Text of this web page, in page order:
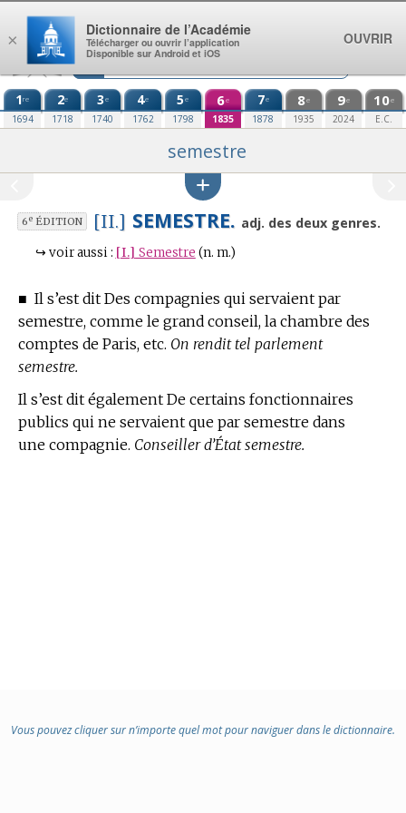
Aller au contenu
1re
1694
2e
1718
3e
1740
4e
1762
5e
1798
6e
1835
7e
1878
8e
1935
9e
2024
10e
E.C.
semestre
6eÉDITION [II.] SEMESTRE. adj. des deux genres.
↪ voir aussi : [I.] Semestre (n. m.)
■ Il s’est dit Des compagnies qui servaient par
semestre, comme le grand conseil, la chambre des
comptes de Paris, etc. On rendit tel parlement
semestre.
Il s’est dit également De certains fonctionnaires
publics qui ne servaient que par semestre dans
une compagnie. Conseiller d’État semestre.
Vous pouvez cliquer sur n’importe quel mot pour naviguer dans le dictionnaire.
×
Dictionnaire de l’Académie
Télécharger ou ouvrir l’application
Disponible sur Android et iOS
OUVRIR